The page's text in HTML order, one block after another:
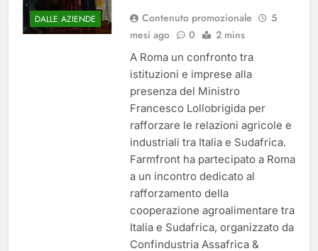
DALLE AZIENDE Contenuto promozionale
5
mesi ago
0 2 mins
A Roma un confronto tra
istituzioni e imprese alla
presenza del Ministro
Francesco Lollobrigida per
rafforzare le relazioni agricole e
industriali tra Italia e Sudafrica.
Farmfront ha partecipato a Roma
a un incontro dedicato al
rafforzamento della
cooperazione agroalimentare tra
Italia e Sudafrica, organizzato da
Confindustria Assafrica &